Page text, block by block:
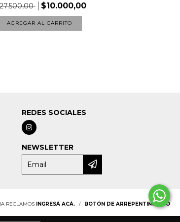
$10.000,00
AGREGAR AL CARRITO
REDES SOCIALES
NEWSLETTER
RECLAMOS INGRESÁ ACÁ. / BOTÓN DE ARREPENTIMIENTO